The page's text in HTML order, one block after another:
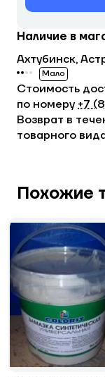
Стоимость
по номеру +7
Возврат в
товарного
Наличие в
Ахтубинск,
Мало
Похожие